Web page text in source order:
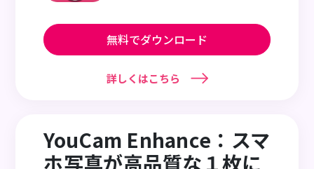
無料でダウンロード
詳しくはこちら
YouCam Enhance：スマ
ホ写真が高品質な１枚に